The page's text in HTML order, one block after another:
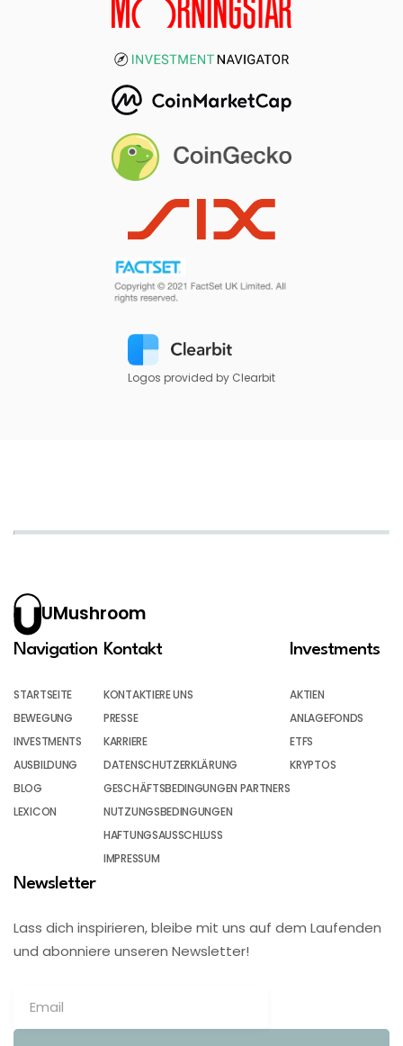
Logos provided by Clearbit
UMushroom
Navigation
STARTSEITE
BEWEGUNG
INVESTMENTS
AUSBILDUNG
BLOG
LEXICON
Kontakt
KONTAKTIERE UNS
PRESSE
KARRIERE
DATENSCHUTZERKLÄRUNG
GESCHÄFTSBEDINGUNGEN PARTNERS
NUTZUNGSBEDINGUNGEN
HAFTUNGSAUSSCHLUSS
IMPRESSUM
Investments
AKTIEN
ANLAGEFONDS
ETFS
KRYPTOS
Newsletter
Lass dich inspirieren, bleibe mit uns auf dem Laufenden
und abonniere unseren Newsletter!